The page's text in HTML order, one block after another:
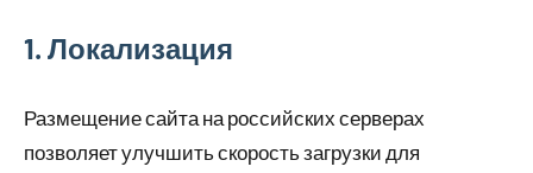
1. Локализация
Размещение сайта на российских серверах
позволяет улучшить скорость загрузки для